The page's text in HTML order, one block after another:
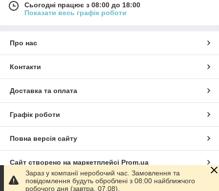
Сьогодні працює з 08:00 до 18:00
Показати весь графік роботи
Про нас
Контакти
Доставка та оплата
Графік роботи
Повна версія сайту
Сайт створено на маркетплейсі Prom.ua
Політика конфіденційності
Зараз у компанії неробочий час. Замовлення та
повідомлення будуть оброблені з 08:00 найближчого
робочого дня (завтра, 07.08).